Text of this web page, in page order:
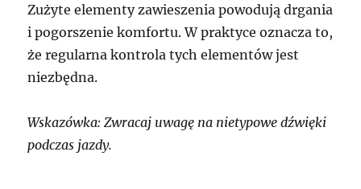
Zużyte elementy zawieszenia powodują drgania
i pogorszenie komfortu. W praktyce oznacza to,
że regularna kontrola tych elementów jest
niezbędna.
Wskazówka: Zwracaj uwagę na nietypowe dźwięki
podczas jazdy.